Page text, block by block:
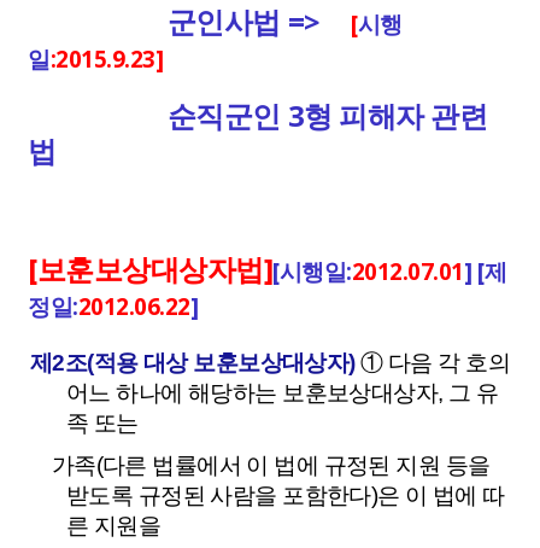
군인사법 => [시행
일:2015.9.23]
순직군인 3형 피해자 관련
법
[보훈보상대상자법][시행일:2012.07.01] [제
정일:2012.06.22]
제2조(적용 대상 보훈보상대상자)① 다음 각 호의
어느 하나에 해당하는 보훈보상대상자, 그 유
족 또는
가족(다른 법률에서 이 법에 규정된 지원 등을
받도록 규정된 사람을 포함한다)은 이 법에 따
른 지원을